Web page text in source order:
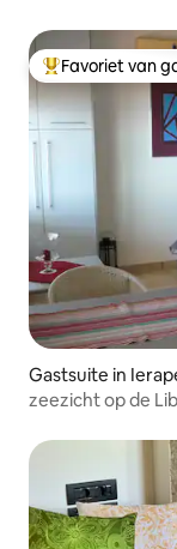
Topfavoriet van
Favoriet van
Gastsuite in
zeezicht op de